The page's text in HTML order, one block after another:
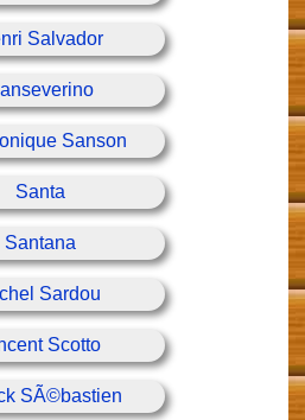
Salvador
Sanson
Santa
Santana
Sardou
Scotto
SÃ©bastien